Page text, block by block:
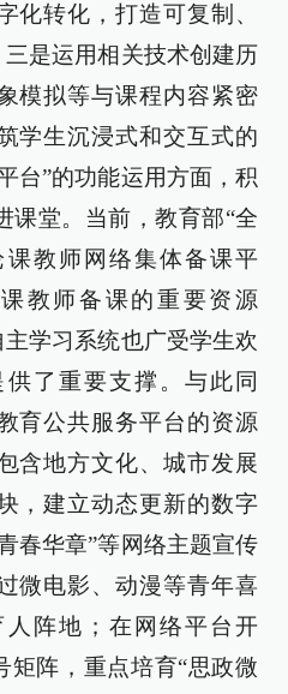
化转化，打造可复制、
是运用相关技术创建历
模拟等与课程内容紧密
学生沉浸式和交互式的
台”的功能运用方面，积
课堂。当前，教育部“全
教师网络集体备课平
教师备课的重要资源
学习系统也广受学生欢
了重要支撑。与此同
育公共服务平台的资源
含地方文化、城市发展
，建立动态更新的数字
春华章”等网络主题宣传
微电影、动漫等青年喜
阵地；在网络平台开
矩阵，重点培育“思政微